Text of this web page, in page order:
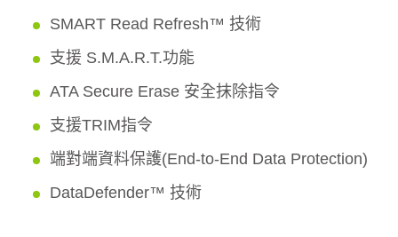
SMART Read Refresh™ 技術
支援 S.M.A.R.T.功能
ATA Secure Erase 安全抹除指令
支援TRIM指令
端對端資料保護(End-to-End Data Protection)
DataDefender™ 技術